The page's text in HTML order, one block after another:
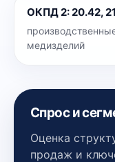
ОКПД 2:20.42,
медизделий
Спрос и
Оценка
продаж и